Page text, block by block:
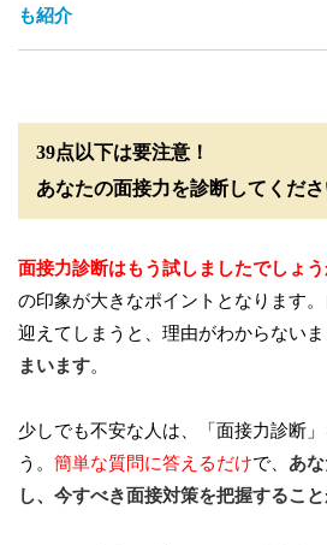
も紹介
39点以下は要注意！
あなたの面接力を診断してくだ
面接力診断はもう試しましたでしょう
の印象が大きなポイントとなります
迎えてしまうと、理由がわからないま
まいます。
少しでも不安な人は、「面接力診断
う。 簡単な質問に答えるだけで、 あ
し、今すべき面接対策を把握すること